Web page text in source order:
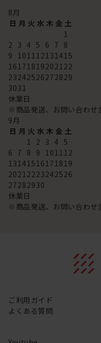
8月
日 月 火 水 木 金 土
1
2 3 4 5 6 7 8
9 101112131415
16171819202122
23242526272829
3031
休業日
※商品発送、お問い合わせ
9月
日 月 火 水 木 金 土
1 2 3 4 5
6 7 8 9 101112
13141516171819
20212223242526
27282930
休業日
※商品発送、お問い合わせ
ご利用ガイド
よくある質問